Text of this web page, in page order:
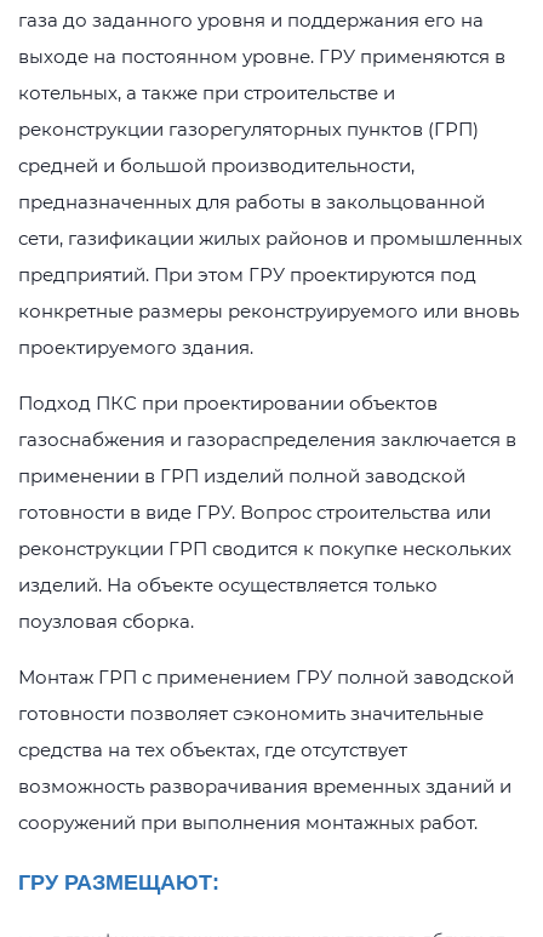
газа до заданного уровня и поддержания его на
выходе на постоянном уровне. ГРУ применяются в
котельных, а также при строительстве и
реконструкции газорегуляторных пунктов (ГРП)
средней и большой производительности,
предназначенных для работы в закольцованной
сети, газификации жилых районов и промышленных
предприятий. При этом ГРУ проектируются под
конкретные размеры реконструируемого или вновь
проектируемого здания.
Подход ПКС при проектировании объектов
газоснабжения и газораспределения заключается в
применении в ГРП изделий полной заводской
готовности в виде ГРУ. Вопрос строительства или
реконструкции ГРП сводится к покупке нескольких
изделий. На объекте осуществляется только
поузловая сборка.
Монтаж ГРП с применением ГРУ полной заводской
готовности позволяет сэкономить значительные
средства на тех объектах, где отсутствует
возможность разворачивания временных зданий и
сооружений при выполнения монтажных работ.
ГРУ РАЗМЕЩАЮТ: